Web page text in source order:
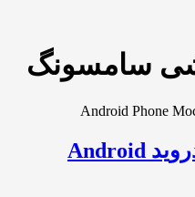
سامسونگ
دانلود موکاپ گوشی اندروید Android